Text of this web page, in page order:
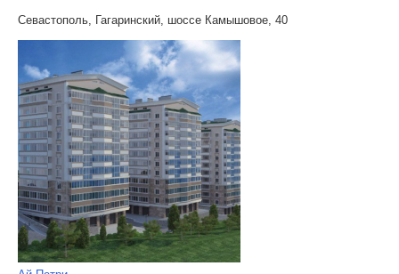
Севастополь, Гагаринский, шоссе Камышовое, 40